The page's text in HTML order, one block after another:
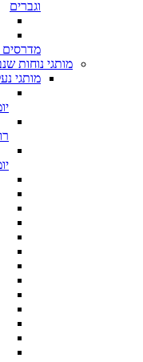
וגברים
מותגי נוחות
מותגי